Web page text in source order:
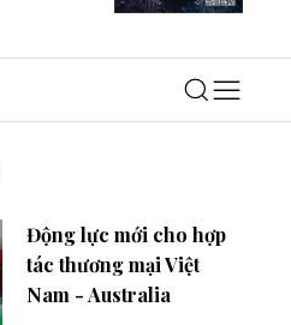
Động lực mới cho hợp
tác thương mại Việt
Nam - Australia